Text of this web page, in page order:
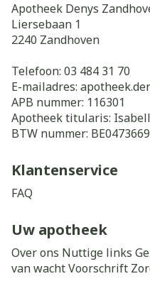
Apotheek Denys
Liersebaan 1
2240 Zandhoven
Telefoon: 03 484 31 70
E-mailadres:
APB nummer: 116301
Apotheek titularis:
BTW nummer:
Klantenservice
FAQ
Uw apotheek
Over ons Nuttige links
van wachtVoorschrift